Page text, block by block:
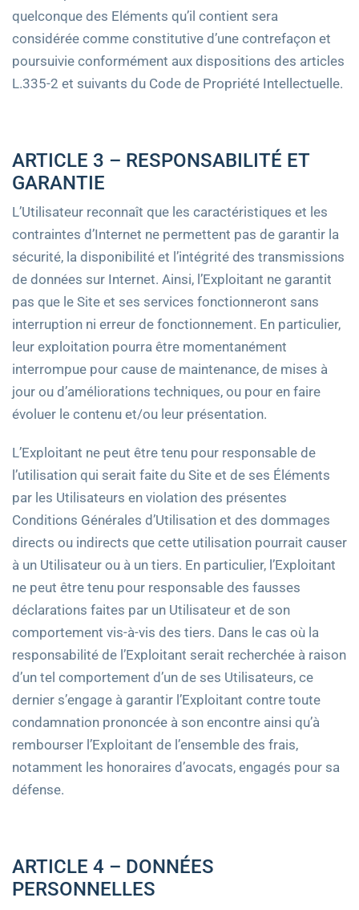
quelconque des Eléments qu’il contient sera
considérée comme constitutive d’une contrefaçon et
poursuivie conformément aux dispositions des articles
L.335-2 et suivants du Code de Propriété Intellectuelle.
ARTICLE 3 – RESPONSABILITÉ ET
GARANTIE
L’Utilisateur reconnaît que les caractéristiques et les
contraintes d’Internet ne permettent pas de garantir la
sécurité, la disponibilité et l’intégrité des transmissions
de données sur Internet. Ainsi, l’Exploitant ne garantit
pas que le Site et ses services fonctionneront sans
interruption ni erreur de fonctionnement. En particulier,
leur exploitation pourra être momentanément
interrompue pour cause de maintenance, de mises à
jour ou d’améliorations techniques, ou pour en faire
évoluer le contenu et/ou leur présentation.
L’Exploitant ne peut être tenu pour responsable de
l’utilisation qui serait faite du Site et de ses Éléments
par les Utilisateurs en violation des présentes
Conditions Générales d’Utilisation et des dommages
directs ou indirects que cette utilisation pourrait causer
à un Utilisateur ou à un tiers. En particulier, l’Exploitant
ne peut être tenu pour responsable des fausses
déclarations faites par un Utilisateur et de son
comportement vis-à-vis des tiers. Dans le cas où la
responsabilité de l’Exploitant serait recherchée à raison
d’un tel comportement d’un de ses Utilisateurs, ce
dernier s’engage à garantir l’Exploitant contre toute
condamnation prononcée à son encontre ainsi qu’à
rembourser l’Exploitant de l’ensemble des frais,
notamment les honoraires d’avocats, engagés pour sa
défense.
ARTICLE 4 – DONNÉES
PERSONNELLES